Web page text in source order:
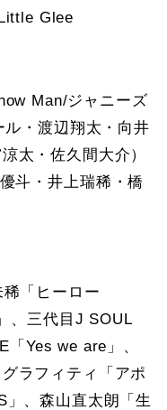
Glee
Man/ジャニーズ
・渡辺翔太・向井
太・佐久間大介）
斗・井上瑞稀・橋
「ヒーロー
、三代目J SOUL
Yes we are」、
ラフィティ「アポ
」、森山直太朗「生